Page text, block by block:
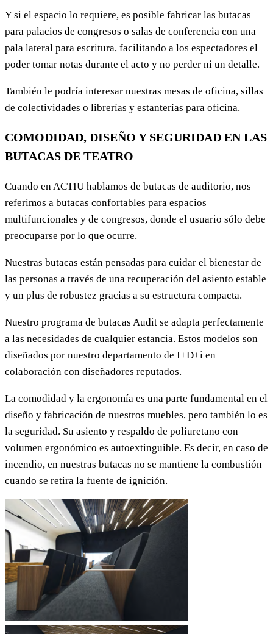
Y si el espacio lo requiere, es posible fabricar las butacas
para palacios de congresos o salas de conferencia con una
pala lateral para escritura, facilitando a los espectadores el
poder tomar notas durante el acto y no perder ni un detalle.
También le podría interesar nuestras mesas de oficina, sillas
de colectividades o librerías y estanterías para oficina.
COMODIDAD, DISEÑO Y SEGURIDAD EN LAS
BUTACAS DE TEATRO
Cuando en ACTIU hablamos de butacas de auditorio, nos
referimos a butacas confortables para espacios
multifuncionales y de congresos, donde el usuario sólo debe
preocuparse por lo que ocurre.
Nuestras butacas están pensadas para cuidar el bienestar de
las personas a través de una recuperación del asiento estable
y un plus de robustez gracias a su estructura compacta.
Nuestro programa de butacas Audit se adapta perfectamente
a las necesidades de cualquier estancia. Estos modelos son
diseñados por nuestro departamento de I+D+i en
colaboración con diseñadores reputados.
La comodidad y la ergonomía es una parte fundamental en el
diseño y fabricación de nuestros muebles, pero también lo es
la seguridad. Su asiento y respaldo de poliuretano con
volumen ergonómico es autoextinguible. Es decir, en caso de
incendio, en nuestras butacas no se mantiene la combustión
cuando se retira la fuente de ignición.